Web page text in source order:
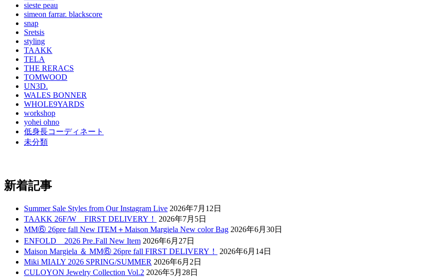
sieste peau
simeon farrar. blackscore
snap
Sretsis
styling
TAAKK
TELA
THE RERACS
TOMWOOD
UN3D.
WALES BONNER
WHOLE9YARDS
workshop
yohei ohno
低身長コーディネート
未分類
新着記事
Summer Sale Styles from Our Instagram Live 2026年7月12日
TAAKK 26F/W FIRST DELIVERY！
2026年7月5日
MM⑥ 26pre fall New ITEM＋Maison Margiela New color Bag 2026年6月30日
ENFOLD 2026 Pre₋Fall New Item 2026年6月27日
Maison Margiela ＆ MM⑥ 26pre fall FIRST DELIVERY！
2026年6月14日
Miki MIALY 2026 SPRING/SUMMER 2026年6月2日
CULOYON Jewelry Collection Vol.2 2026年5月28日